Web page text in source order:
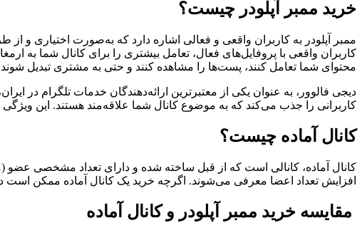
خرید ممبر آپلودر چیست؟
ممبر آپلودر به کاربران واقعی و فعالی اشاره دارد که به‌صورت اختیاری و از
کاربران واقعی با پروفایل‌های فعال، تعامل بیشتری را برای کانال شما به
محتوای شما تعامل کنند، پست‌ها را مشاهده کنند و حتی به مشتری تبدیل
کاربرانی را جذب می‌کند که به موضوع کانال شما علاقه‌مند هستند. این
کانال آماده چیست؟
کانال آماده، کانالی است که از قبل ساخته شده و دارای تعداد مشخصی
افزایش تعداد اعضا معرفی می‌شوند. اگرچه خرید یک کانال آماده ممکن است
مقایسه خرید ممبر آپلودر و کانال آماده